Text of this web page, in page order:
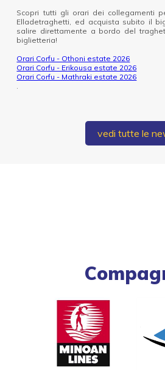
Scopri tutti gli orari dei collegamenti
Elladetraghetti, ed acquista subito il
salire direttamente a bordo del
biglietteria!
Orari Corfu - Othoni estate 2026
Orari Corfu - Erikousa estate 2026
Orari Corfu - Mathraki estate 2026
vedi tutte le